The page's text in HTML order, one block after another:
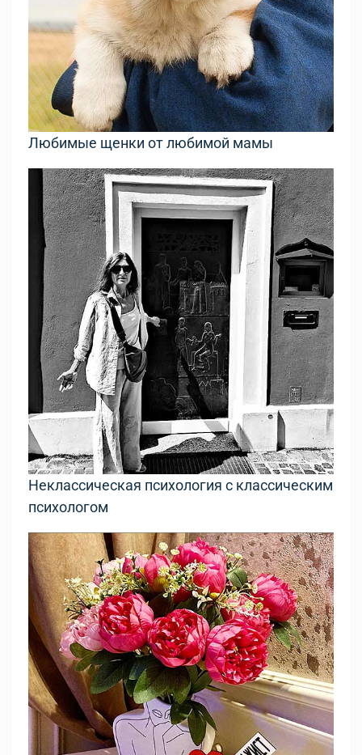
Любимые щенки от любимой мамы
Неклассическая психология с классическим
психологом